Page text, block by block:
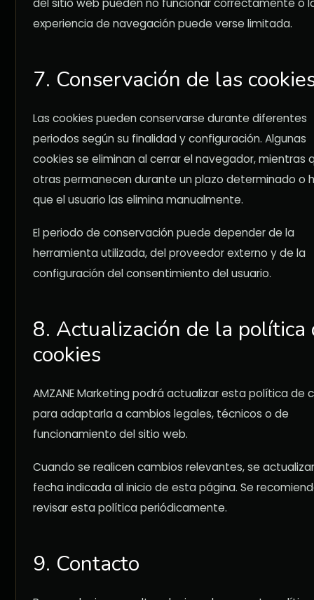
del sitio web pueden no funcionar correctamente o
experiencia de navegación puede verse limitada.
7. Conservación de las
Las cookies pueden conservarse durante diferentes
periodos según su finalidad y configuración. Algunas
cookies se eliminan al cerrar el navegador, mientras
otras permanecen durante un plazo determinado o
que el usuario las elimina manualmente.
El periodo de conservación puede depender de la
herramienta utilizada, del proveedor externo y de la
configuración del consentimiento del usuario.
8. Actualización de la política
cookies
AMZANE Marketing podrá actualizar esta política de
para adaptarla a cambios legales, técnicos o de
funcionamiento del sitio web.
Cuando se realicen cambios relevantes, se
fecha indicada al inicio de esta página. Se
revisar esta política periódicamente.
9. Contacto